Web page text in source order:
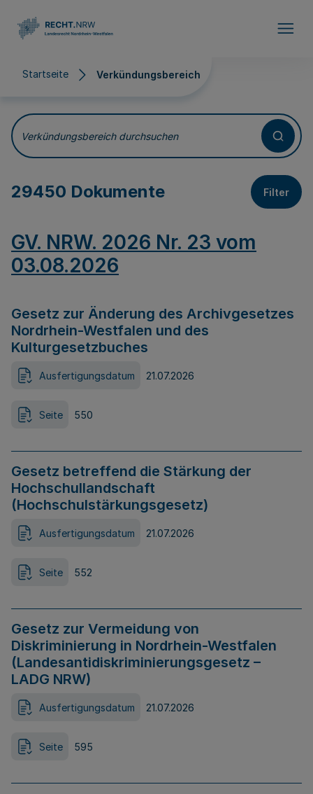
Startseite Verkündungsbereich
Verkündungsbereich
Verkündungsbereich durchsuchen
29450 Dokumente Filter
GV. NRW. 2026 Nr. 23 vom
03.08.2026
Gesetz zur Änderung des Archivgesetzes
Nordrhein-Westfalen und des
Kulturgesetzbuches
Ausfertigungsdatum 21.07.2026
Seite 550
Gesetz betreffend die Stärkung der
Hochschullandschaft
(Hochschulstärkungsgesetz)
Ausfertigungsdatum 21.07.2026
Seite 552
Gesetz zur Vermeidung von
Diskriminierung in Nordrhein-Westfalen
(Landesantidiskriminierungsgesetz –
LADG NRW)
Ausfertigungsdatum 21.07.2026
Seite 595